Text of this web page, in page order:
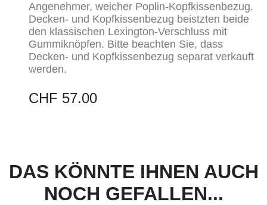
Angenehmer, weicher Poplin-Kopfkissenbezug.
Decken- und Kopfkissenbezug beistzten beide
den klassischen Lexington-Verschluss mit
Gummiknöpfen. Bitte beachten Sie, dass
Decken- und Kopfkissenbezug separat verkauft
werden.
CHF 57.00
DAS KÖNNTE IHNEN AUCH
NOCH GEFALLEN...